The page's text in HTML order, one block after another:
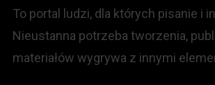
To portal ludzi, dla których pisanie i
Nieustanna potrzeba tworzenia,
materiałów wygrywa z innymi